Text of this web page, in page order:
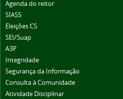
Agenda do reitor
SIASS
Eleições CS
SEI/Suap
A3P
Integridade
Segurança da Informação
Consulta à Comunidade
Atividade Disciplinar